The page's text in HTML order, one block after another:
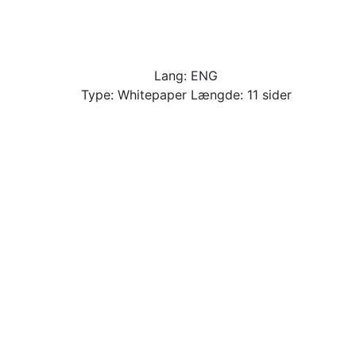
Lang: ENG
Type: Whitepaper Længde: 11 sider